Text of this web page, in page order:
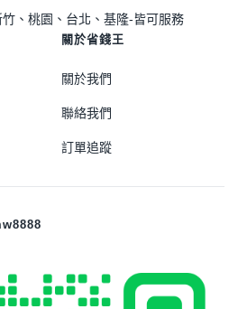
、桃園、台北、基隆-皆可服務
關於省錢王
關於我們
聯絡我們
訂單追蹤